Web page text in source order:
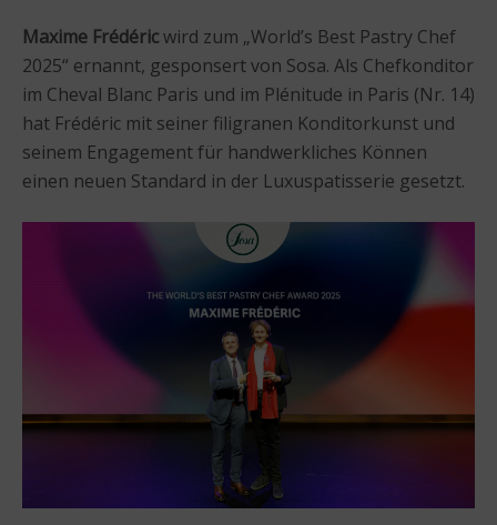
Maxime Frédéricwird zum „World’s Best Pastry Chef
2025“ ernannt, gesponsert von Sosa. Als Chefkonditor
im Cheval Blanc Paris und im Plénitude in Paris (Nr. 14)
hat Frédéric mit seiner filigranen Konditorkunst und
seinem Engagement für handwerkliches Können
einen neuen Standard in der Luxuspatisserie gesetzt.